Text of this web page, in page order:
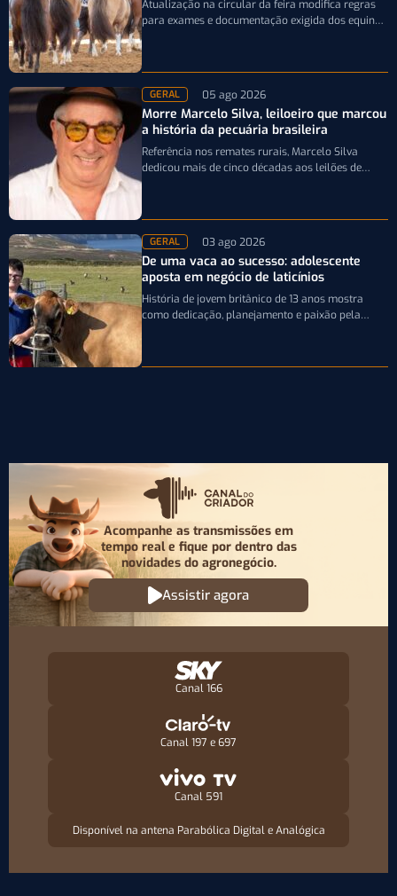
Atualização na circular da feira modifica regras
para exames e documentação exigida dos equinos
GERAL 05 ago 2026
Morre Marcelo Silva, leiloeiro que marcou
a história da pecuária brasileira
Referência nos remates rurais, Marcelo Silva
dedicou mais de cinco décadas aos leilões de
GERAL 03 ago 2026
De uma vaca ao sucesso: adolescente
aposta em negócio de laticínios
História de jovem britânico de 13 anos mostra
como dedicação, planejamento e paixão pela
Acompanhe as transmissões em
tempo real e fique por dentro das
novidades do agronegócio.
Assistir agora
Canal 166
Canal 197 e 697
Canal 591
Disponível na antena Parabólica Digital e Analógica